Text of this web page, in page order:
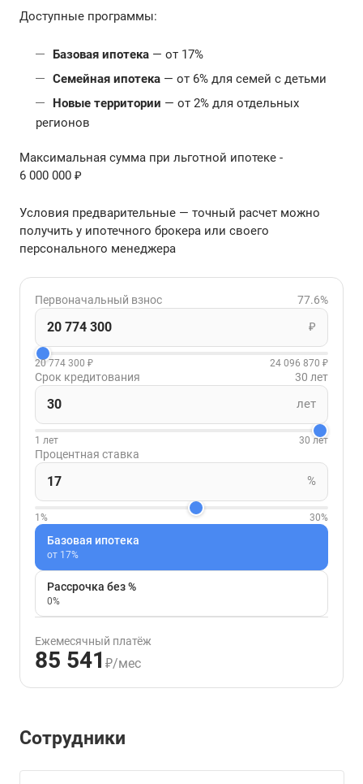
Доступные программы:
Базовая ипотека — от 17%
Семейная ипотека — от 6% для семей с детьми
Новые территории — от 2% для отдельных
регионов
Максимальная сумма при льготной ипотеке -
6 000 000 ₽
Условия предварительные — точный расчет можно
получить у ипотечного брокера или своего
персонального менеджера
Первоначальный взнос 77.6%
₽
20 774 300 ₽ 24 096 870 ₽
Срок кредитования 30 лет
лет
1 лет 30 лет
Процентная ставка
%
1% 30%
Базовая ипотека
от 17%
Рассрочка без %
0%
Ежемесячный платёж
85 541 ₽/мес
Сотрудники